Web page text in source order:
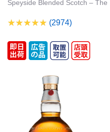
Speyside Blended Scotch – The
(2974)